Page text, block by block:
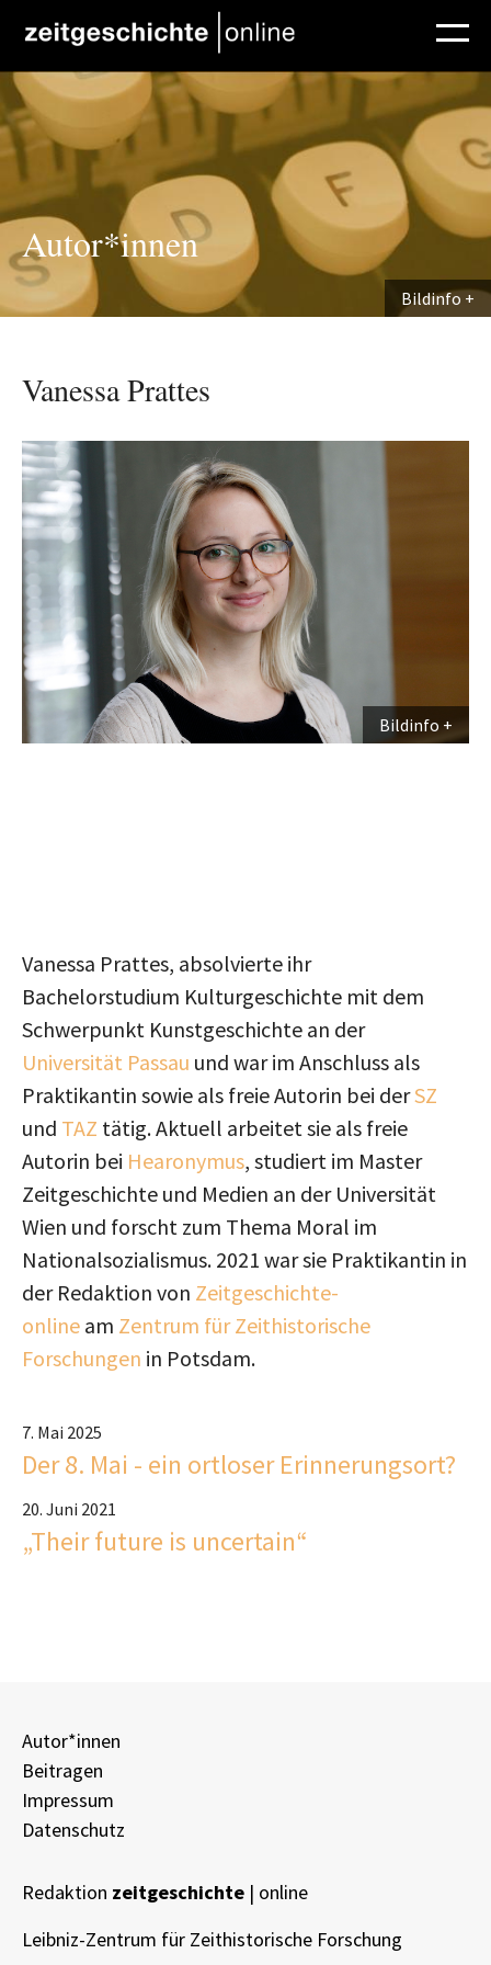
Direkt zum Inhalt
Autor*innen
Bildinfo
Vanessa Prattes
Bildinfo
Vanessa Prattes, absolvierte ihr
Bachelorstudium Kulturgeschichte mit dem
Schwerpunkt Kunstgeschichte an der
Universität Passau und war im Anschluss als
Praktikantin sowie als freie Autorin bei derSZ
und TAZ tätig. Aktuell arbeitet sie als freie
Autorin bei Hearonymus, studiert im Master
Zeitgeschichte und Medien an der Universität
Wien und forscht zum Thema Moral im
Nationalsozialismus. 2021 war sie Praktikantin in
der Redaktion von Zeitgeschichte-
online am Zentrum für Zeithistorische
Forschungen in Potsdam.
7. Mai 2025
Der 8. Mai - ein ortloser Erinnerungsort?
20. Juni 2021
„Their future is uncertain“
Autor*innen
Beitragen
Impressum
Datenschutz
Redaktion zeitgeschichte | online
Leibniz-Zentrum für Zeithistorische Forschung